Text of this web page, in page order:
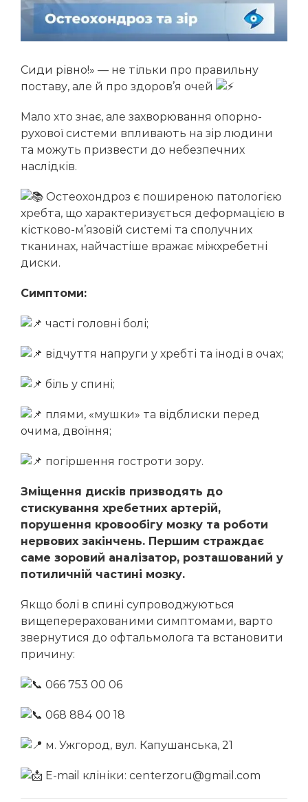
Молошій Володимир Васильович
Бора Катерина Василівна
Луп’як Аліна Дмитрівна
Мазур Євгенія Василівна
Супік Марина Станіславівна
Гнепа Ольга Іллівна
Кондратенко Наталія Геннадіївна
Рего Вероніка Альбертівна
Мушак Іванна Іванівна
Мельник Марина Володимирівна
Стойка Альона Василівна
Косоокість
Амбліопія
Сиди рівно!» — не тільки про правильну
поставу, але й про здоров’я очей
Мало хто знає, але захворювання опорно-
рухової системи впливають на зір людини
та можуть призвести до небезпечних
наслідків.
Остеохондроз є поширеною патологією
хребта, що характеризується деформацією в
кістково-м’язовій системі та сполучних
тканинах, найчастіше вражає міжхребетні
диски.
Симптоми:
часті головні болі;
відчуття напруги у хребті та іноді в очах;
біль у спині;
плями, «мушки» та відблиски перед
очима, двоїння;
погіршення гостроти зору.
Зміщення дисків призводять до
стискування хребетних артерій,
порушення кровообігу мозку та роботи
нервових закінчень. Першим страждає
саме зоровий аналізатор, розташований у
потиличній частині мозку.
Якщо болі в спині супроводжуються
вищеперерахованими симптомами, варто
звернутися до офтальмолога та встановити
причину:
066 753 00 06
068 884 00 18
м. Ужгород, вул. Капушанська, 21
E-mail клініки: centerzoru@gmail.com